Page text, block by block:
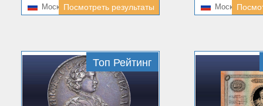
МоскваПосмотреть результаты
Москва
Топ Рейтинг